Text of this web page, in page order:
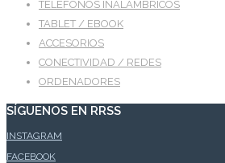
TELEFONOS INALAMBRICOS
TABLET / EBOOK
ACCESORIOS
CONECTIVIDAD / REDES
ORDENADORES
SÍGUENOS EN RRSS
INSTAGRAM
FACEBOOK